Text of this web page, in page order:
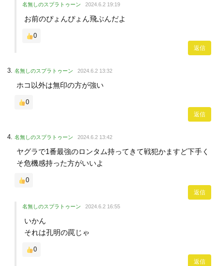
名無しのスプラトゥーン 2024.6.2 19:19
お前のぴょんぴょん飛ぶんだよ
0
返信
名無しのスプラトゥーン 2024.6.2 13:32
ホコ以外は無印の方が強い
0
返信
名無しのスプラトゥーン 2024.6.2 13:42
ヤグラで1番最強のロンタム持ってきて戦犯かますど下手く
そ危機感持った方がいいよ
0
返信
名無しのスプラトゥーン 2024.6.2 16:55
いかん
それは孔明の罠じゃ
0
返信